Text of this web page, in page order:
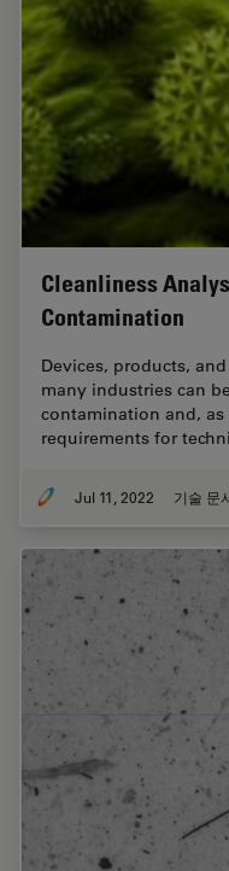
Cleanliness
Contamination
Devices, products,
many industries can
contamination and,
requirements for
Jul 11, 2022 기술 문